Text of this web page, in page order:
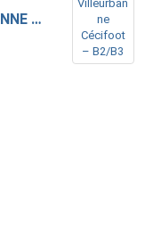
AS VILLEURBANNE CÉCIFOOT – B2/B3